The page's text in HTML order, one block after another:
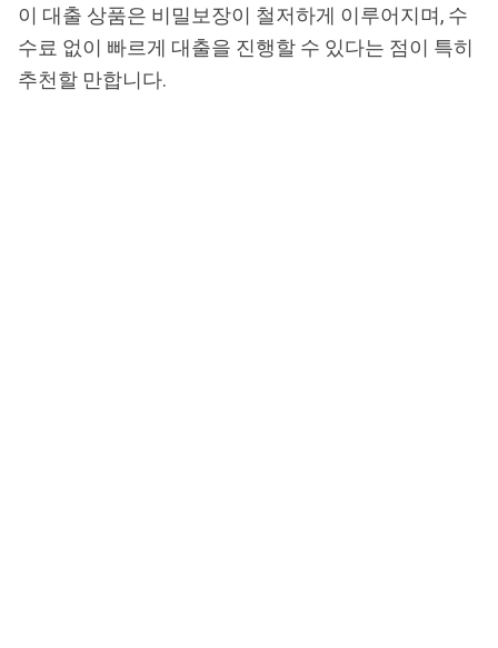
이 대출 상품은 비밀보장이 철저하게 이루어지며, 수
수료 없이 빠르게 대출을 진행할 수 있다는 점이 특히
추천할 만합니다.